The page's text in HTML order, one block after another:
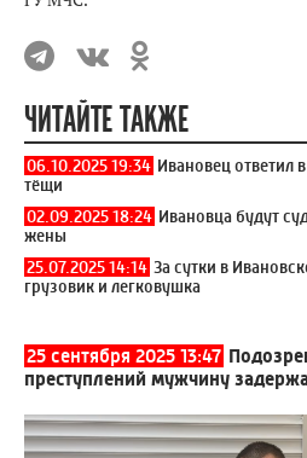
ЧИТАЙТЕ ТАКЖЕ
06.10.2025 19:34 Ивановец ответил
тёщи
02.09.2025 18:24 Ивановца будут
жены
25.07.2025 14:14 За сутки в
грузовик и легковушка
25 сентября 2025 13:47
преступлений мужчину